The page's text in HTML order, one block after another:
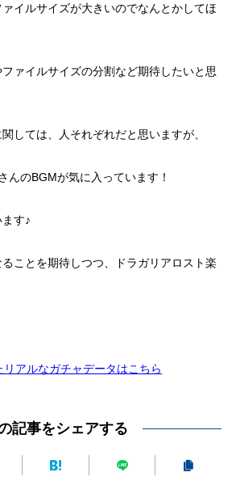
イルサイズが大きいのでなんとかしてほ
ァイルサイズの分割など期待したいと思
しては、人それぞれだと思いますが、
んのBGMが気に入っています！
す♪
ことを期待しつつ、ドラガリアロスト楽
アルなガチャデータはこちら
記事をシェアする